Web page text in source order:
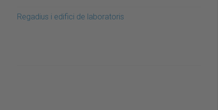
Regadius i edifici de laboratoris